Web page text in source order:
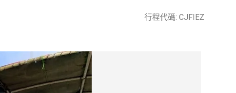
行程代碼: CJFIEZ